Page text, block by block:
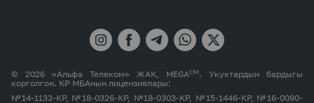
© 2026 «Альфа Телеком» ЖАК, MEGAСМ. Укуктардын бардыгы
корголгон. КР МБАнын лицензиялары:
№14-1133-КР, №18-0326-КР, №18-0303-КР, №15-1446-КР, №16-0090-